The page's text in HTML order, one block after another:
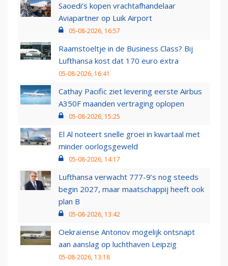
Saoedi’s kopen vrachtafhandelaar
Aviapartner op Luik Airport
05-08-2026, 16:57
Raamstoeltje in de Business Class? Bij
Lufthansa kost dat 170 euro extra
05-08-2026, 16:41
Cathay Pacific ziet levering eerste Airbus
A350F maanden vertraging oplopen
05-08-2026, 15:25
El Al noteert snelle groei in kwartaal met
minder oorlogsgeweld
05-08-2026, 14:17
Lufthansa verwacht 777-9’s nog steeds
begin 2027, maar maatschappij heeft ook
plan B
05-08-2026, 13:42
Oekraïense Antonov mogelijk ontsnapt
aan aanslag op luchthaven Leipzig
05-08-2026, 13:18